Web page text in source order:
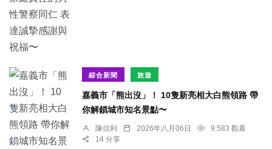
綜合新聞 旅遊
嘉義市「熊出沒」！ 10隻新亮相大白熊領路 帶
你解鎖城市知名景點〜
陳信利 2026年八月06日
9,583 觀看
14 分享